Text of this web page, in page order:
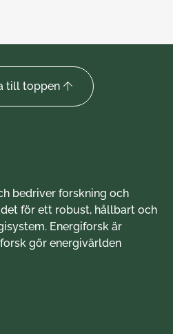
till toppen
bedriver forskning och
för ett robust, hållbart och
Energiforsk är
gör energivärlden